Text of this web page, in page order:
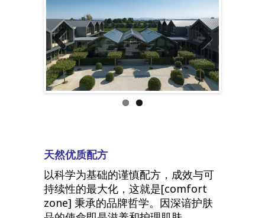
Previous Next
天然优质配方